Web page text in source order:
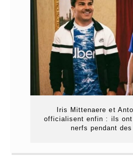
Iris Mittenaere et
officialisent enfin : ils ont
nerfs pendant